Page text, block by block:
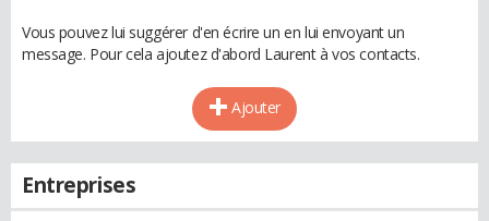
Vous pouvez lui suggérer d'en écrire un en lui envoyant un
message. Pour cela ajoutez d'abord Laurent à vos contacts.
Ajouter
Entreprises